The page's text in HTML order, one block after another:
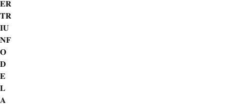
𝐄𝐑
𝐓𝐑
𝐈𝐔
𝐍𝐅
𝐎
𝐃
𝐄
𝐋
𝐀